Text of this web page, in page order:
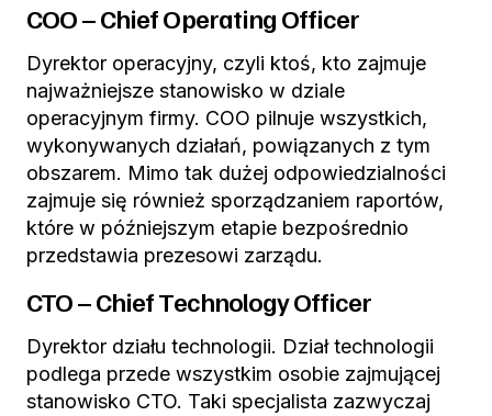
COO – Chief Operating Officer
Dyrektor operacyjny, czyli ktoś, kto zajmuje
najważniejsze stanowisko w dziale
operacyjnym firmy. COO pilnuje wszystkich,
wykonywanych działań, powiązanych z tym
obszarem. Mimo tak dużej odpowiedzialności
zajmuje się również sporządzaniem raportów,
które w późniejszym etapie bezpośrednio
przedstawia prezesowi zarządu.
CTO – Chief Technology Officer
Dyrektor działu technologii. Dział technologii
podlega przede wszystkim osobie zajmującej
stanowisko CTO. Taki specjalista zazwyczaj